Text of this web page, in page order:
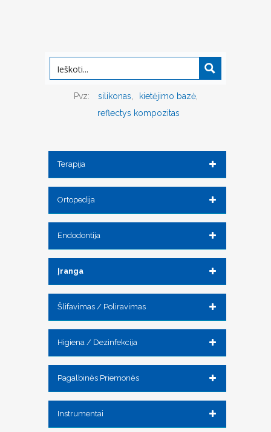
Pvz: silikonas
kietėjimo bazė
reflectys kompozitas
Terapija
Ortopedija
Endodontija
Įranga
Šlifavimas / Poliravimas
Higiena / Dezinfekcija
Pagalbinės Priemonės
Instrumentai